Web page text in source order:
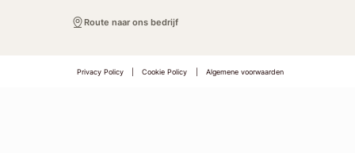
Route naar ons bedrijf
Privacy Policy Cookie Policy Algemene voorwaarden